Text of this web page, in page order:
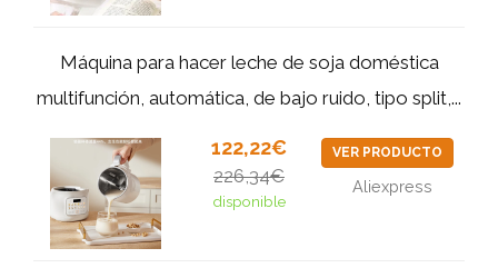
Máquina para hacer leche de soja doméstica
multifunción, automática, de bajo ruido, tipo split,...
122,22€
226,34€
disponible
VER PRODUCTO
Aliexpress